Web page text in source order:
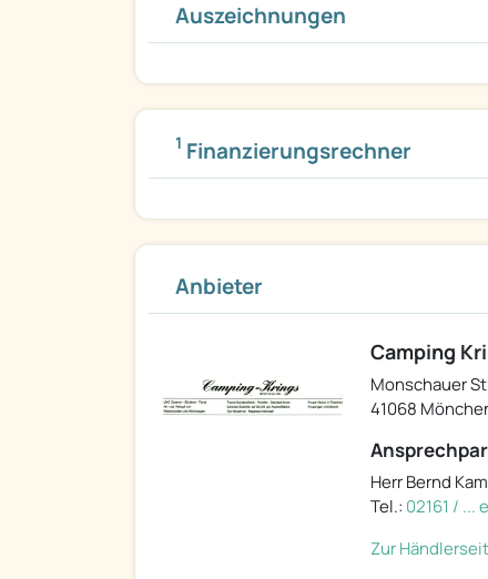
Auszeichnungen
1 Finanzierungsrechner
Anbieter
Camping
Monschauer
41068
Herr Bernd
Tel.: 02161 / ...
Zur